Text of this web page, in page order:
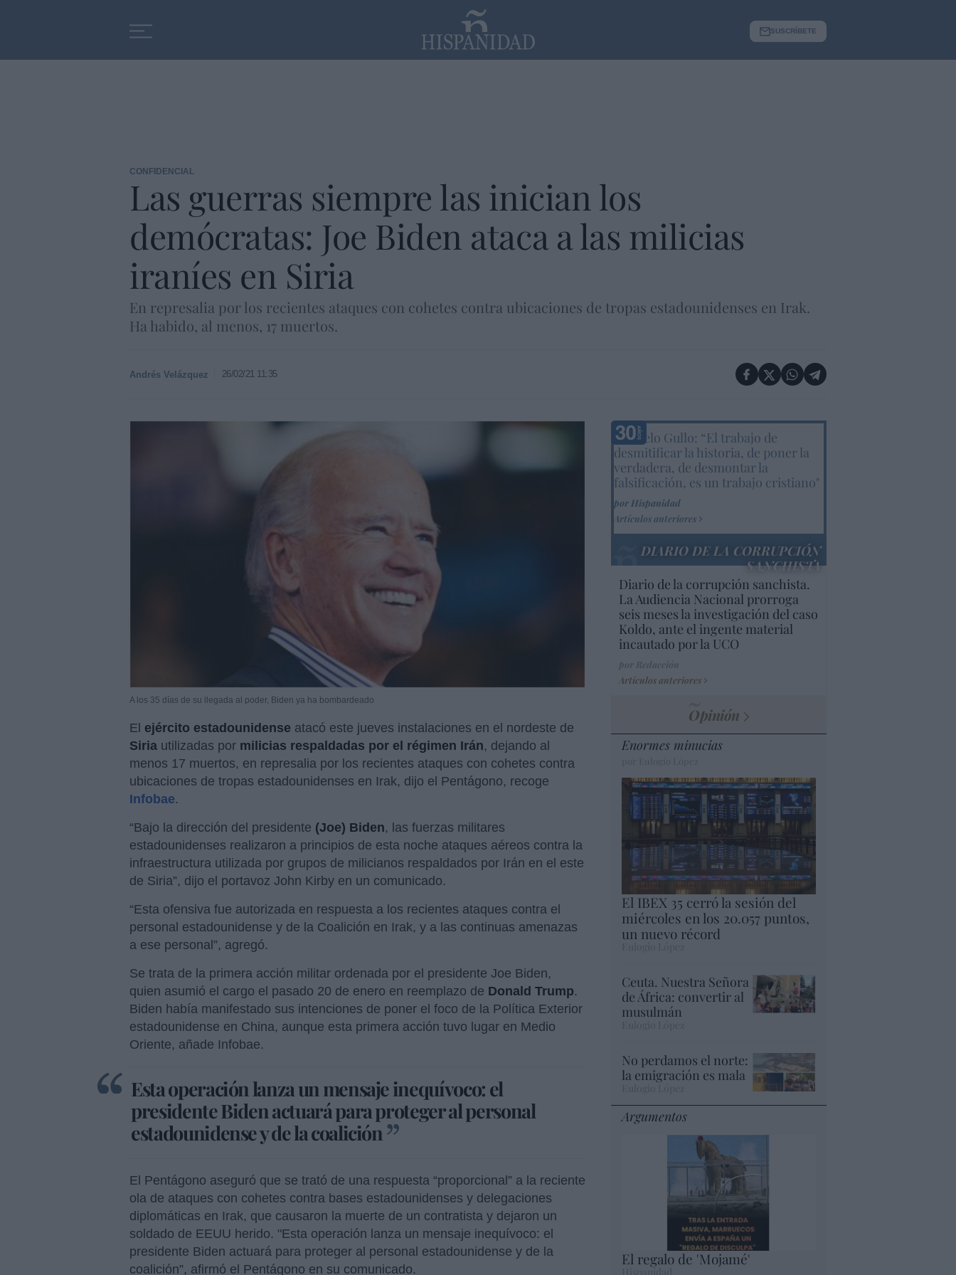
SUSCRÍBETE
CONFIDENCIAL
Las guerras siempre las inician los
demócratas: Joe Biden ataca a las milicias
iraníes en Siria
En represalia por los recientes ataques con cohetes contra ubicaciones de tropas estadounidenses en Irak.
Ha habido, al menos, 17 muertos.
Andrés Velázquez 26/02/21 11:35
A los 35 días de su llegada al poder, Biden ya ha bombardeado
El ejército estadounidense atacó este jueves instalaciones en el nordeste de
Siria utilizadas por milicias respaldadas por el régimen Irán, dejando al
menos 17 muertos, en represalia por los recientes ataques con cohetes contra
ubicaciones de tropas estadounidenses en Irak, dijo el Pentágono, recoge
Infobae.
“Bajo la dirección del presidente (Joe) Biden, las fuerzas militares
estadounidenses realizaron a principios de esta noche ataques aéreos contra la
infraestructura utilizada por grupos de milicianos respaldados por Irán en el este
de Siria”, dijo el portavoz John Kirby en un comunicado.
“Esta ofensiva fue autorizada en respuesta a los recientes ataques contra el
personal estadounidense y de la Coalición en Irak, y a las continuas amenazas
a ese personal”, agregó.
Se trata de la primera acción militar ordenada por el presidente Joe Biden,
quien asumió el cargo el pasado 20 de enero en reemplazo de Donald Trump.
Biden había manifestado sus intenciones de poner el foco de la Política Exterior
estadounidense en China, aunque esta primera acción tuvo lugar en Medio
Oriente, añade Infobae.
Esta operación lanza un mensaje inequívoco: el
presidente Biden actuará para proteger al personal
estadounidense y de la coalición
El Pentágono aseguró que se trató de una respuesta “proporcional” a la reciente
ola de ataques con cohetes contra bases estadounidenses y delegaciones
diplomáticas en Irak, que causaron la muerte de un contratista y dejaron un
soldado de EEUU herido. "Esta operación lanza un mensaje inequívoco: el
presidente Biden actuará para proteger al personal estadounidense y de la
coalición”, afirmó el Pentágono en su comunicado.
Marcelo Gullo: “El trabajo de
desmitificar la historia, de poner la
verdadera, de desmontar la
falsificación, es un trabajo cristiano"
por Hispanidad
Artículos anteriores
DIARIO DE LA CORRUPCIÓN
SANCHISTA
Diario de la corrupción sanchista.
La Audiencia Nacional prorroga
seis meses la investigación del caso
Koldo, ante el ingente material
incautado por la UCO
Artículos anteriores
Opinión
Enormes minucias
El IBEX 35 cerró la sesión del
miércoles en los 20.057 puntos,
un nuevo récord
Ceuta. Nuestra Señora
de África: convertir al
musulmán
No perdamos el norte:
la emigración es mala
Argumentos
El regalo de 'Mojamé'